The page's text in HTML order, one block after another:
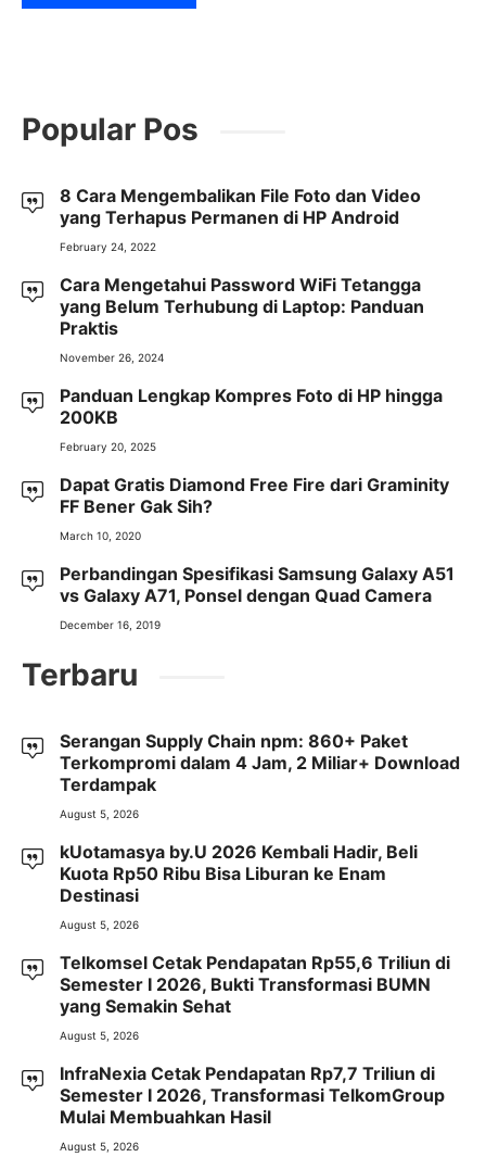
Popular Pos
8 Cara Mengembalikan File Foto dan Video
yang Terhapus Permanen di HP Android
February 24, 2022
Cara Mengetahui Password WiFi Tetangga
yang Belum Terhubung di Laptop: Panduan
Praktis
November 26, 2024
Panduan Lengkap Kompres Foto di HP hingga
200KB
February 20, 2025
Dapat Gratis Diamond Free Fire dari Graminity
FF Bener Gak Sih?
March 10, 2020
Perbandingan Spesifikasi Samsung Galaxy A51
vs Galaxy A71, Ponsel dengan Quad Camera
December 16, 2019
Terbaru
Serangan Supply Chain npm: 860+ Paket
Terkompromi dalam 4 Jam, 2 Miliar+ Download
Terdampak
August 5, 2026
kUotamasya by.U 2026 Kembali Hadir, Beli
Kuota Rp50 Ribu Bisa Liburan ke Enam
Destinasi
August 5, 2026
Telkomsel Cetak Pendapatan Rp55,6 Triliun di
Semester I 2026, Bukti Transformasi BUMN
yang Semakin Sehat
August 5, 2026
InfraNexia Cetak Pendapatan Rp7,7 Triliun di
Semester I 2026, Transformasi TelkomGroup
Mulai Membuahkan Hasil
August 5, 2026